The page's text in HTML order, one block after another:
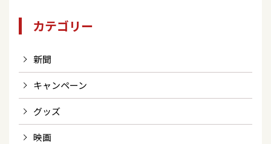
カテゴリー
新聞
キャンペーン
グッズ
映画